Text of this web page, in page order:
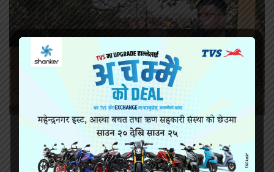
सिरहा कारागारको अवस्थाबारे राईनको गम्भीर प्रश्न